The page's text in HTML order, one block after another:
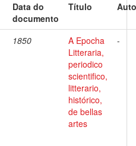
Data do
documento
Título
1850
A Epocha
Litteraria,
periodico
scientifico,
litterario,
histórico,
de bellas
artes
-